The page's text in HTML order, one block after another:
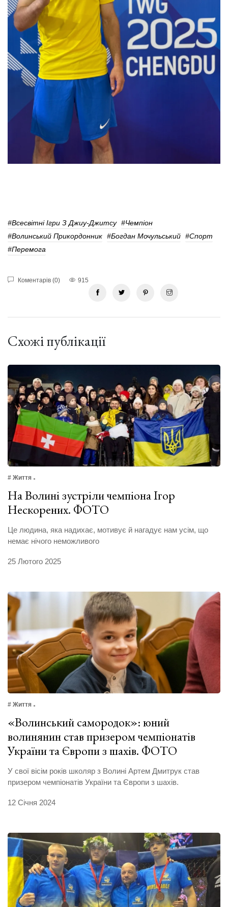
#Всесвітні Ігри З Джиу-Джитсу #Чемпіон
#Волинський Прикордонник #Богдан Мочульський #Спорт
#перемога
Коментарів (0) 915
Схожі публікації
# Життя
На Волині зустріли чемпіона Ігор
Нескорених. ФОТО
Це людина, яка надихає, мотивує й нагадує нам усім, що
немає нічого неможливого
25 Лютого 2025
# Життя
«Волинський самородок»: юний
волинянин став призером чемпіонатів
України та Європи з шахів. ФОТО
У свої вісім років школяр з Волині Артем Дмитрук став
призером чемпіонатів України та Європи з шахів.
12 Січня 2024